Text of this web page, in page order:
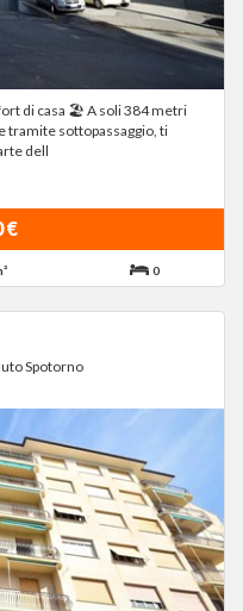
di casa 🏖 A soli 384 metri
tramite sottopassaggio, ti
dell
€
0
Spotorno